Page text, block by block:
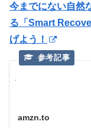
今までにない自然
る「Smart
げよう！
amzn.to